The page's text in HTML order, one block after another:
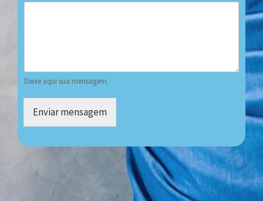
Deixe aqui sua mensagem.
Enviar mensagem